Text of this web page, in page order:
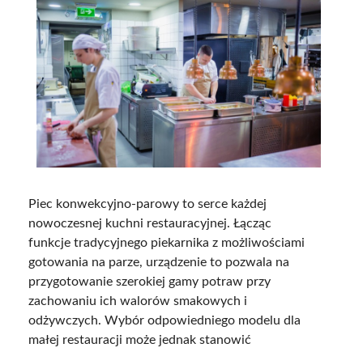
Piec konwekcyjno-parowy to serce każdej
nowoczesnej kuchni restauracyjnej. Łącząc
funkcje tradycyjnego piekarnika z możliwościami
gotowania na parze, urządzenie to pozwala na
przygotowanie szerokiej gamy potraw przy
zachowaniu ich walorów smakowych i
odżywczych. Wybór odpowiedniego modelu dla
małej restauracji może jednak stanowić